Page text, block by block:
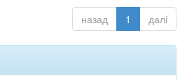
назад 1 далі